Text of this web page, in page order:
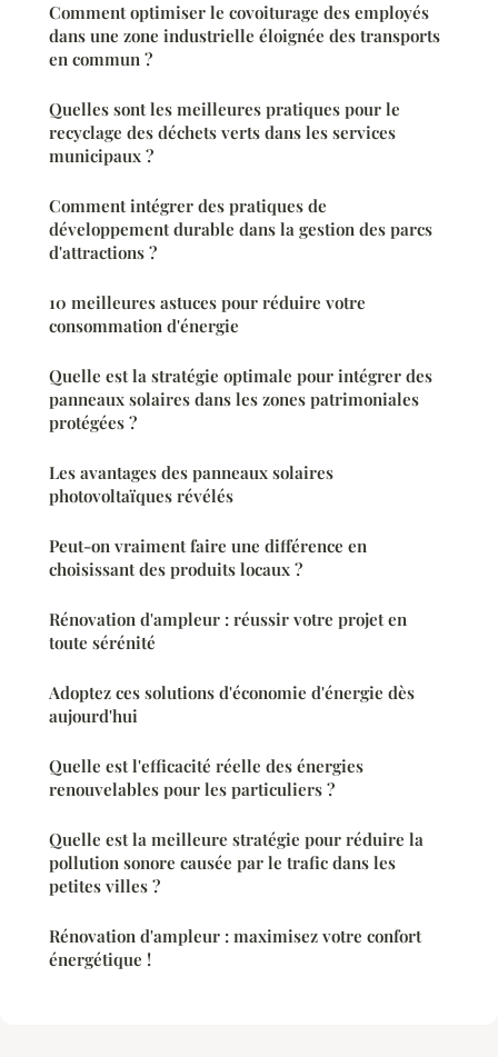
Comment optimiser le covoiturage des employés
dans une zone industrielle éloignée des transports
en commun ?
Quelles sont les meilleures pratiques pour le
recyclage des déchets verts dans les services
municipaux ?
Comment intégrer des pratiques de
développement durable dans la gestion des parcs
d'attractions ?
10 meilleures astuces pour réduire votre
consommation d'énergie
Quelle est la stratégie optimale pour intégrer des
panneaux solaires dans les zones patrimoniales
protégées ?
Les avantages des panneaux solaires
photovoltaïques révélés
Peut-on vraiment faire une différence en
choisissant des produits locaux ?
Rénovation d'ampleur : réussir votre projet en
toute sérénité
Adoptez ces solutions d'économie d'énergie dès
aujourd'hui
Quelle est l'efficacité réelle des énergies
renouvelables pour les particuliers ?
Quelle est la meilleure stratégie pour réduire la
pollution sonore causée par le trafic dans les
petites villes ?
Rénovation d'ampleur : maximisez votre confort
énergétique !